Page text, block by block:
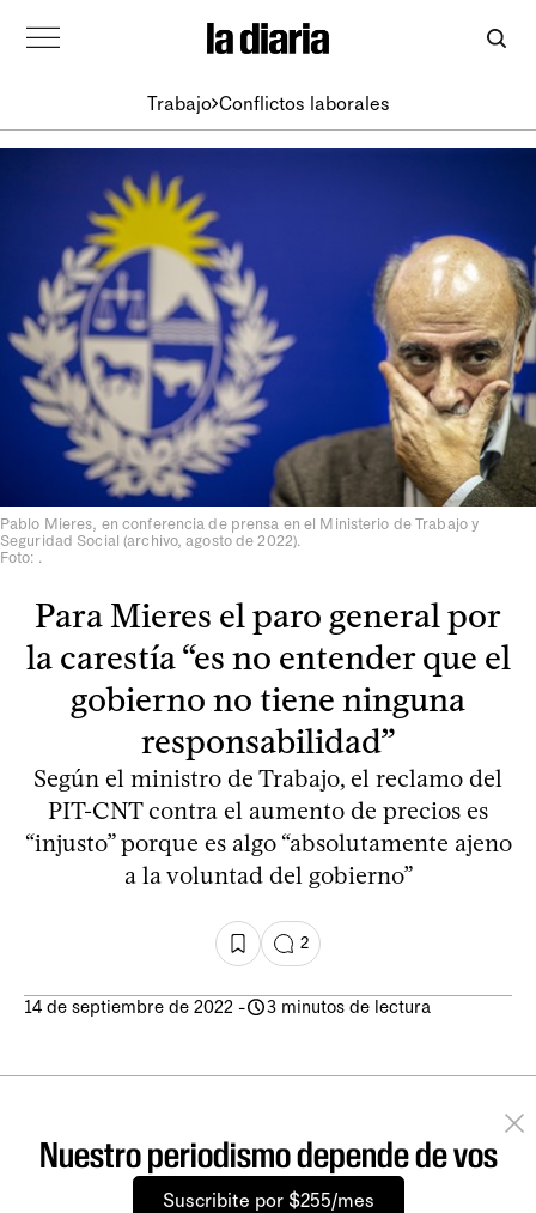
Trabajo Conflictos laborales
Pablo Mieres, en conferencia de prensa en el Ministerio de Trabajo y
Seguridad Social (archivo, agosto de 2022).
Foto: .
Para Mieres el paro general por
la carestía “es no entender que el
gobierno no tiene ninguna
responsabilidad”
Según el ministro de Trabajo, el reclamo del
PIT-CNT contra el aumento de precios es
“injusto” porque es algo “absolutamente ajeno
a la voluntad del gobierno”
2
14 de septiembre de 2022 - 3 minutos de lectura
Nuestro periodismo depende de vos
Suscribite por $255/mes